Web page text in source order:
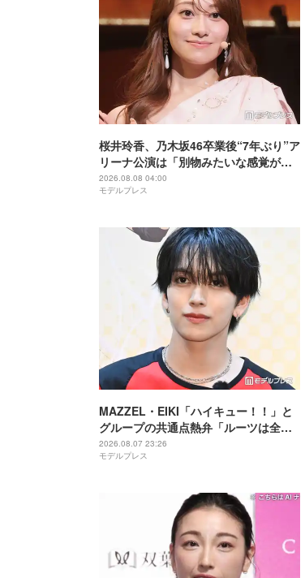
桜井玲香、乃木坂46卒業後“7年ぶり”ア
リーナ公演は「別物みたいな感覚があ
る」【New HISTORY COMING】
2026.08.08 04:00
モデルプレス
MAZZEL・EIKI「ハイキュー！！」と
グループの共通点熱弁「ルーツは全然
違うんですけど」
2026.08.07 23:26
モデルプレス